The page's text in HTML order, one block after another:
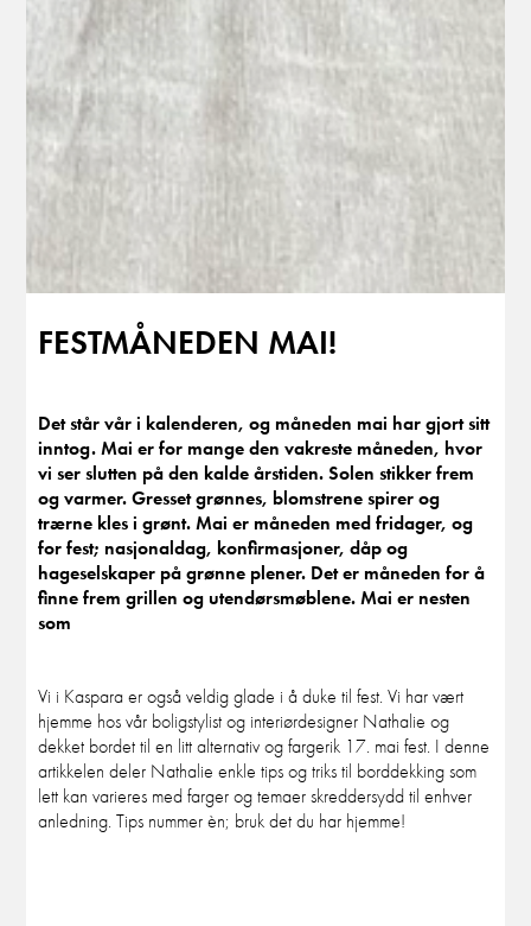
FESTMÅNEDEN MAI!
Det står vår i kalenderen, og måneden mai har gjort sitt
inntog. Mai er for mange den vakreste måneden, hvor
vi ser slutten på den kalde årstiden. Solen stikker frem
og varmer. Gresset grønnes, blomstrene spirer og
trærne kles i grønt. Mai er måneden med fridager, og
for fest; nasjonaldag, konfirmasjoner, dåp og
hageselskaper på grønne plener. Det er måneden for å
finne frem grillen og utendørsmøblene. Mai er nesten
som
Vi i Kaspara er også veldig glade i å duke til fest. Vi har vært
hjemme hos vår boligstylist og interiørdesigner Nathalie og
dekket bordet til en litt alternativ og fargerik 17. mai fest. I denne
artikkelen deler Nathalie enkle tips og triks til borddekking som
lett kan varieres med farger og temaer skreddersydd til enhver
anledning. Tips nummer èn; bruk det du har hjemme!